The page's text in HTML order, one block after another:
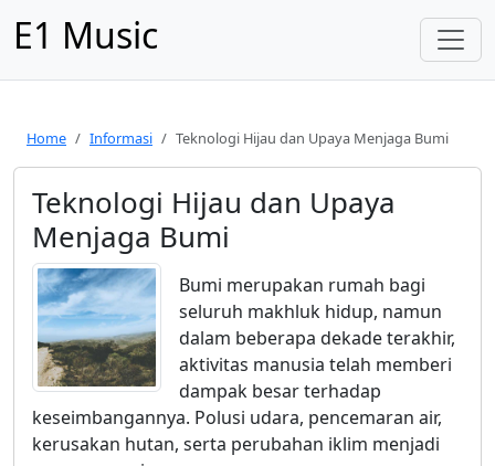
E1 Music
Home Informasi Teknologi Hijau dan Upaya Menjaga Bumi
Teknologi Hijau dan Upaya
Menjaga Bumi
Bumi merupakan rumah bagi
seluruh makhluk hidup, namun
dalam beberapa dekade terakhir,
aktivitas manusia telah memberi
dampak besar terhadap
keseimbangannya. Polusi udara, pencemaran air,
kerusakan hutan, serta perubahan iklim menjadi